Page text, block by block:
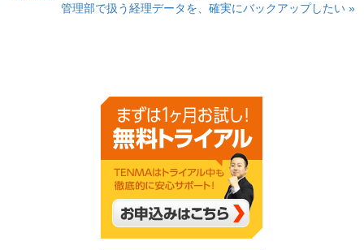
管理部で扱う経理データを、確実にバックアップしたい »